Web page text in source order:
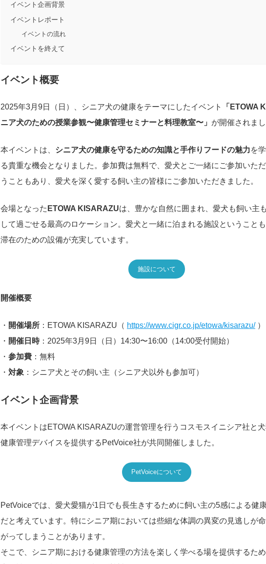
イベント企画背景
イベントレポート
イベントの流れ
イベントを終えて
イベント概要
2025年3月9日（日）、シニア犬の健康をテーマにしたイベント
「ETOWA
ニア犬のための授業参観〜健康管理セミナーと料理教室〜」 が開催されまし
本イベントは、 シニア犬の健康を守るための知識と手作りフードの魅力を
る貴重な機会となりました。参加費は無料で、愛犬とご一緒にご参加いた
うこともあり、愛犬を深く愛する飼い主の皆様にご参加いただきました。
会場となった ETOWA KISARAZUは、豊かな自然に囲まれ、愛犬も飼い主
して過ごせる最高のロケーション。愛犬と一緒に泊まれる施設ということ
滞在のための設備が充実しています。
施設について
開催概要
・ 開催場所 ：ETOWA KISARAZU（ https://www.cigr.co.jp/etowa/kisarazu/）
・ 開催日時：2025年3月9日（日）14:30〜16:00（14:00受付開始）
・ 参加費 ：無料
・ 対象 ：シニア犬とその飼い主（シニア犬以外も参加可）
イベント企画背景
本イベントはETOWA KISARAZUの運営管理を行うコスモスイニシア社と
健康管理デバイスを提供するPetVoice社が共同開催しました。
PetVoiceについて
PetVoiceでは、愛犬愛猫が1日でも長生きするために飼い主の5感による健
だと考えています。特にシニア期においては些細な体調の異変の見逃しが
がってしまうことがあります。
そこで、シニア期における健康管理の方法を楽しく学べる場を提供するた